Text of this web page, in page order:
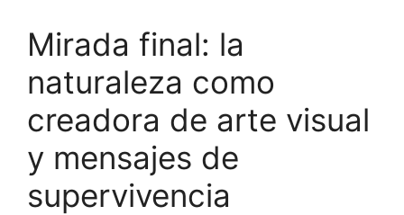
Mirada final: la
naturaleza como
creadora de arte visual
y mensajes de
supervivencia